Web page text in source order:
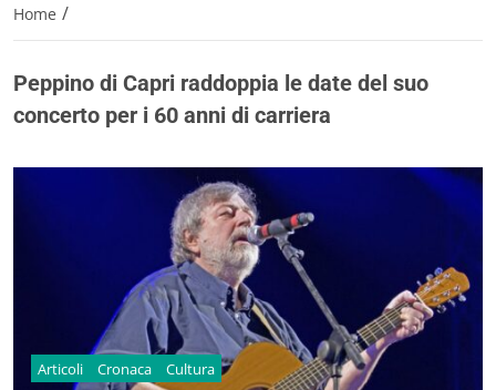
Home /
Peppino di Capri raddoppia le date del suo
concerto per i 60 anni di carriera
Articoli Cronaca Cultura